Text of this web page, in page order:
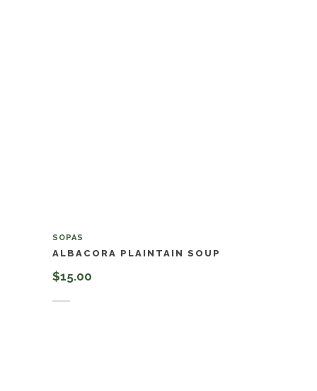
SOPAS
ALBACORA PLAINTAIN SOUP
$15.00